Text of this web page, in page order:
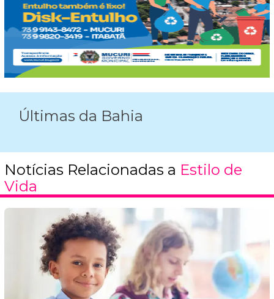
Últimas da Bahia
Notícias Relacionadas a Estilo de
Vida